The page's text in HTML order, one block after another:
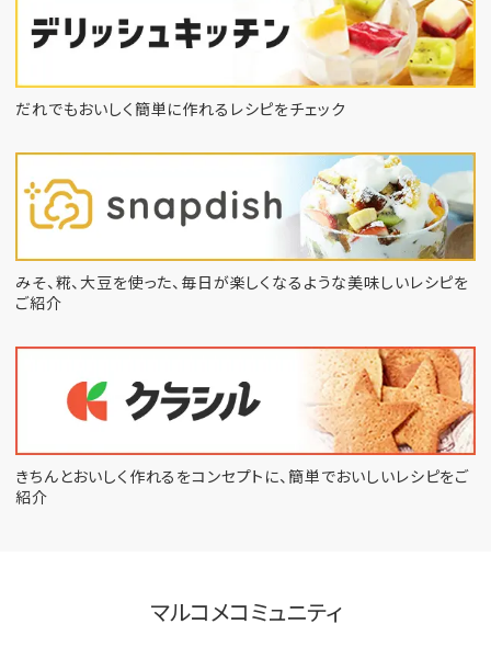
だれでもおいしく簡単に作れるレシピをチェック
みそ、糀、大豆を使った、毎日が楽しくなるような美味しいレシピを
ご紹介
きちんとおいしく作れるをコンセプトに、簡単でおいしいレシピをご
紹介
マルコメコミュニティ